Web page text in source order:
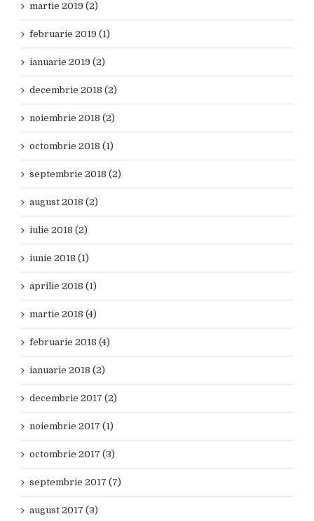
martie 2019 (2)
februarie 2019 (1)
ianuarie 2019 (2)
decembrie 2018 (2)
noiembrie 2018 (2)
octombrie 2018 (1)
septembrie 2018 (2)
august 2018 (2)
iulie 2018 (2)
iunie 2018 (1)
aprilie 2018 (1)
martie 2018 (4)
februarie 2018 (4)
ianuarie 2018 (2)
decembrie 2017 (2)
noiembrie 2017 (1)
octombrie 2017 (3)
septembrie 2017 (7)
august 2017 (3)